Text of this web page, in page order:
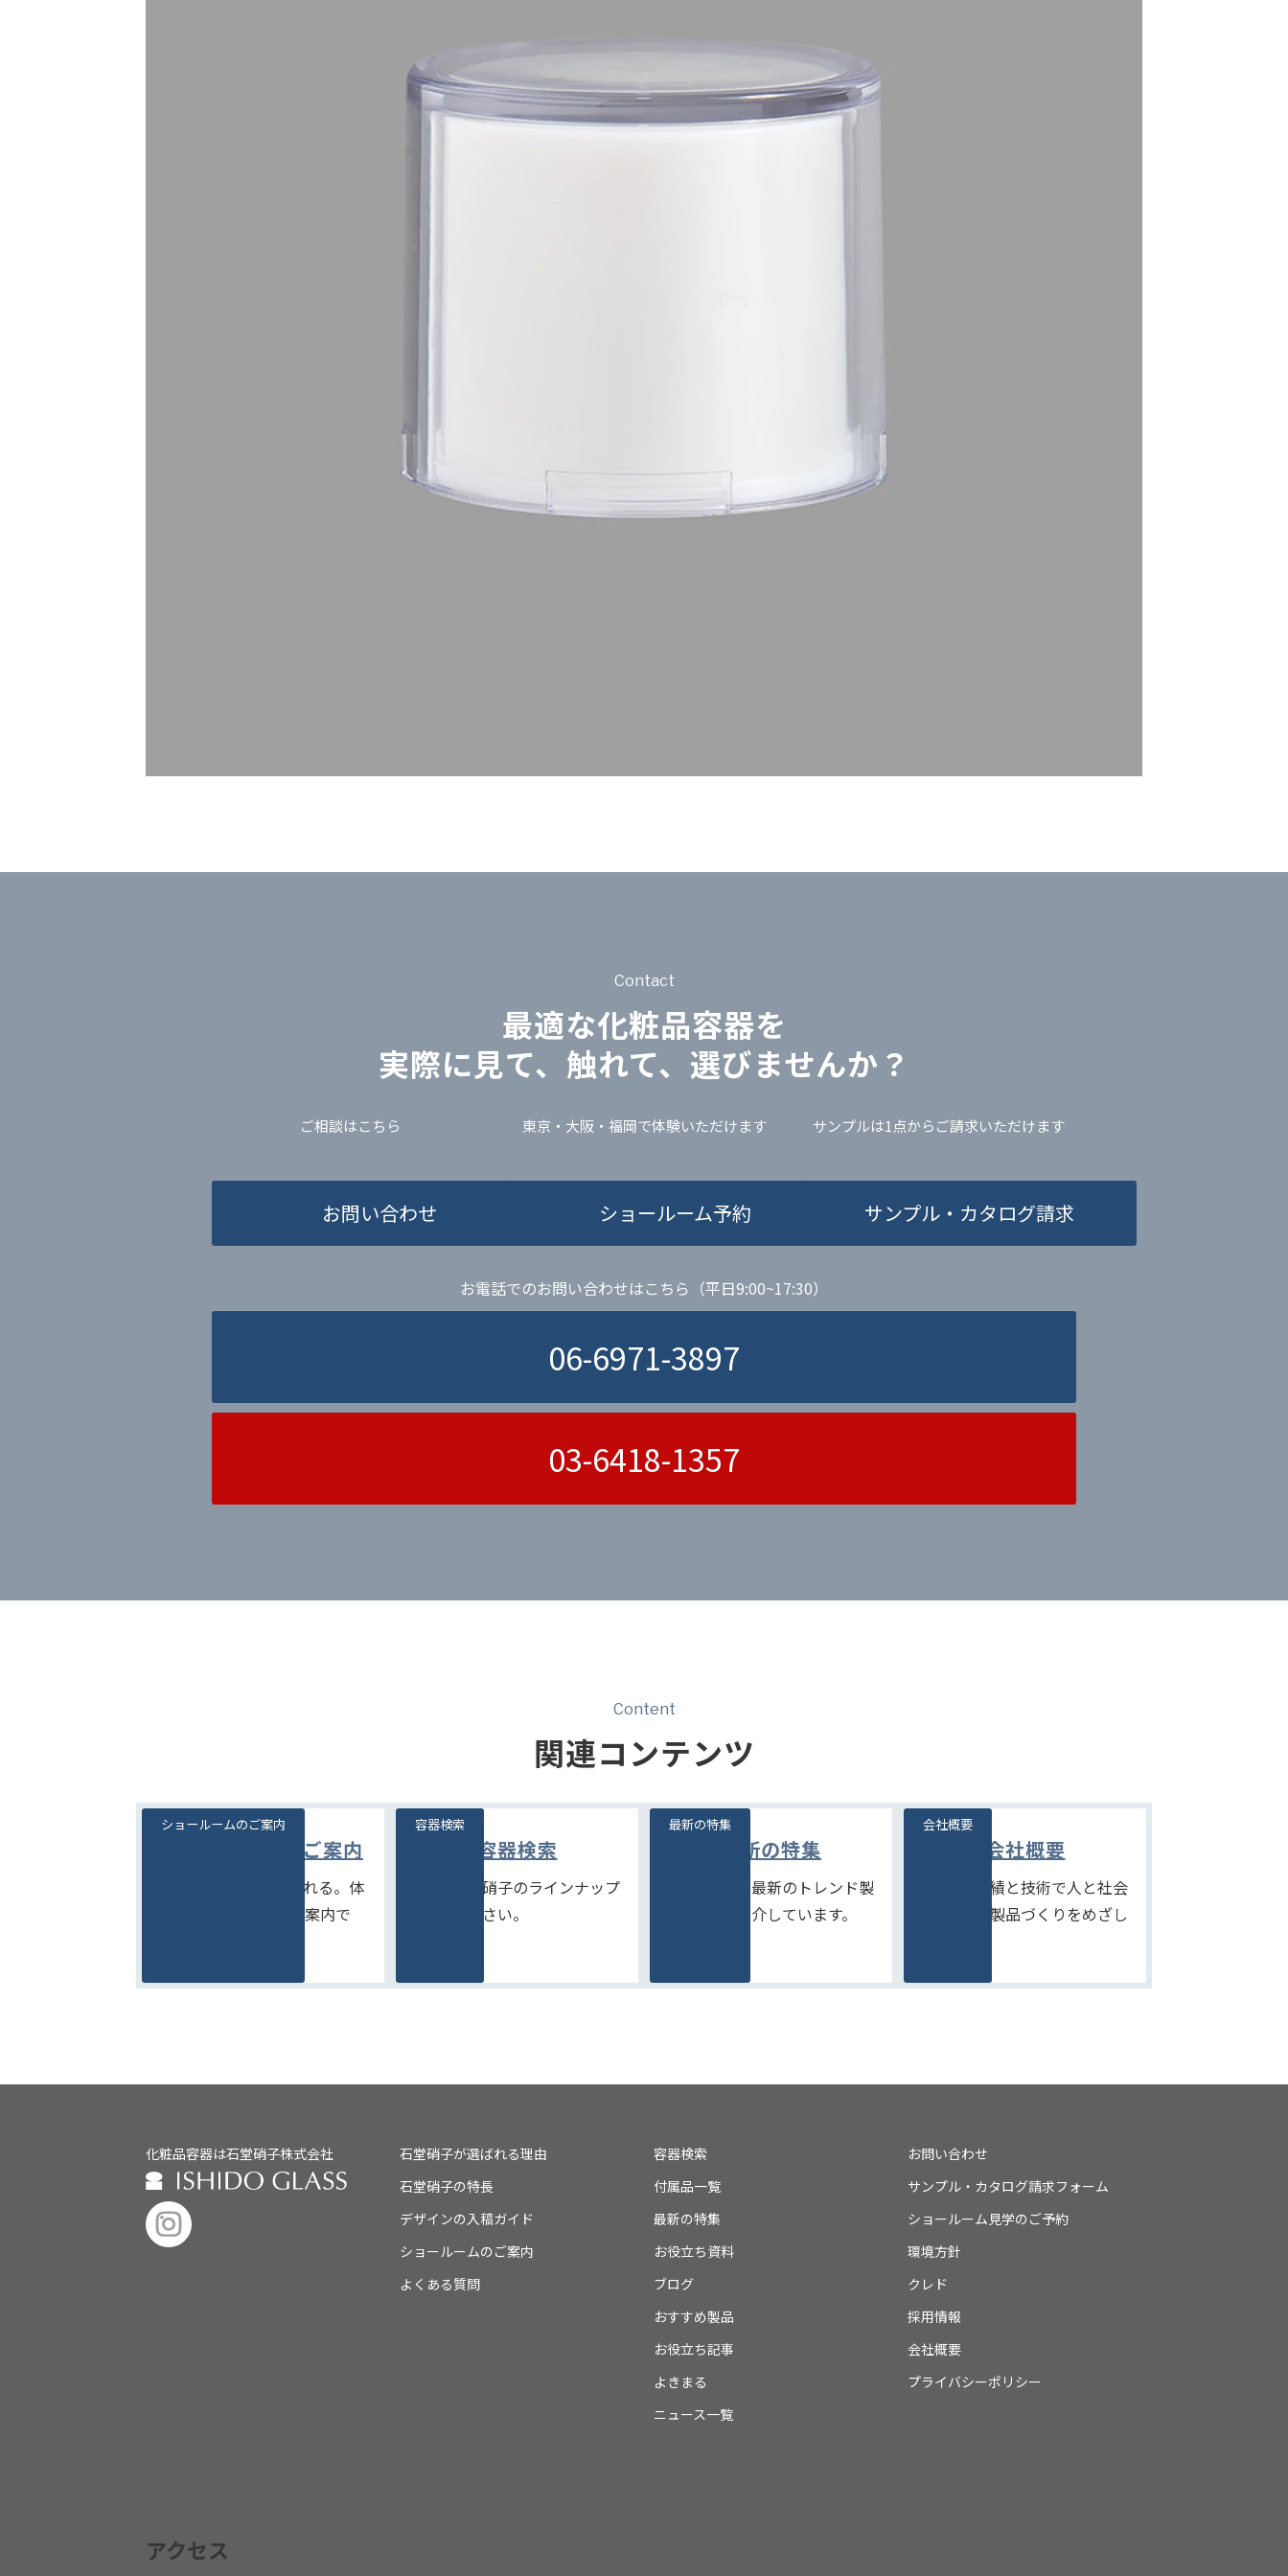
Contact
最適な化粧品容器を
実際に見て、触れて、選びませんか？
ご相談はこちら
お問い合わせ
東京・大阪・福岡で体験いただけます
ショールーム予約
サンプルは1点からご請求いただけます
サンプル・カタログ請求
お電話でのお問い合わせはこちら（平日9:00~17:30）
06-6971-3897
03-6418-1357
Content
関連コンテンツ
ショールームのご案内
見て、触れて、比べられる。体
験型ショールームのご案内で
ショールームのご案内
容器検索
豊富な石堂硝子のラインナップ
をご覧ください。
容器検索
最新の特集
季節商品や、最新のトレンド製
品などをご紹介しています。
最新の特集
会社概要
たしかな実績と技術で人と社会
にやさしい製品づくりをめざし
会社概要
化粧品容器は石堂硝子株式会社
石堂硝子が選ばれる理由
石堂硝子の特長
デザインの入稿ガイド
ショールームのご案内
よくある質問
容器検索
付属品一覧
最新の特集
お役立ち資料
ブログ
おすすめ製品
お役立ち記事
よきまる
ニュース一覧
お問い合わせ
サンプル・カタログ請求フォーム
ショールーム見学のご予約
環境方針
クレド
採用情報
会社概要
プライバシーポリシー
アクセス